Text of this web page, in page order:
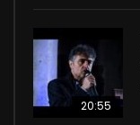
20:55